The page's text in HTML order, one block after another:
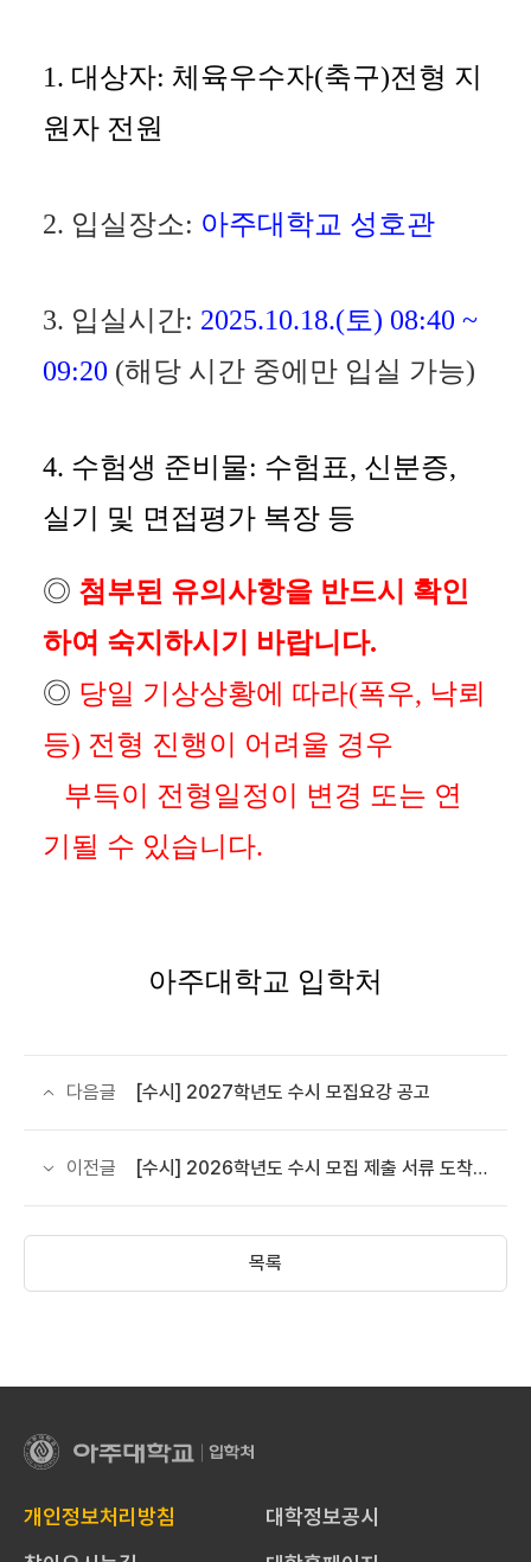
1. 대상자: 체육우수자(축구)전형 지
원자 전원
2. 입실장소: 아주대학교 성호관
3. 입실시간: 2025.10.18.(토) 08:40 ~
09:20 (해당 시간 중에만 입실 가능)
4. 수험생 준비물: 수험표, 신분증,
실기 및 면접평가 복장 등
◎ 첨부된 유의사항을 반드시 확인
하여 숙지하시기 바랍니다.
◎ 당일 기상상황에 따라(폭우, 낙뢰
등) 전형 진행이 어려울 경우
부득이 전형일정이 변경 또는 연
기될 수 있습니다.
아주대학교 입학처
다음글 [수시] 2027학년도 수시 모집요강 공고
이전글 [수시] 2026학년도 수시 모집 제출 서류 도착 여부 확인 안내
목록
아
주
학
교
개인정보처리방침
대학정보공시